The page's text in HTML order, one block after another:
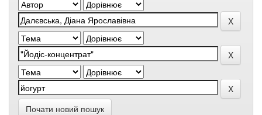
Почати новий пошук